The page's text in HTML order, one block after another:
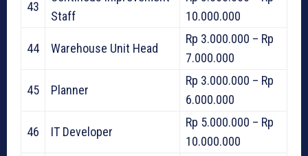
43
Staff
10.000.000
44 Warehouse Unit Head
Rp 3.000.000 – Rp
7.000.000
45 Planner
Rp 3.000.000 – Rp
6.000.000
46 IT Developer
Rp 5.000.000 – Rp
10.000.000